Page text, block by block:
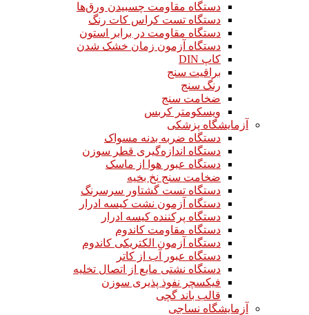
دستگاه مقاومت چسبیدن ورق‌ها
دستگاه تست کراس کات رنگ
دستگاه مقاومت در برابر استون
دستگاه آزمون زمان خشک شدن
کاپ DIN
براقیت سنج
رنگ سنج
ضخامت سنج
ویسکومتر کربس
آزمایشگاه پزشکی
دستگاه ضربه بدنه مسواک
دستگاه اندازه‌گیری قطر سوزن
دستگاه عبور هوا از ماسک
ضخامت سنج نخ بخیه
دستگاه تست گشتاور سرسرنگ
دستگاه آزمون نشت کیسه ادرار
دستگاه پرکننده کیسه ادرار
دستگاه مقاومت کاندوم
دستگاه آزمون الکتریکی کاندوم
دستگاه عبور آب از کاتر
دستگاه نشتی مایع از اتصال تخلیه
فیکسچر نفوذ پذیری سوزن
قالب باند گچی
آزمایشگاه نساجی